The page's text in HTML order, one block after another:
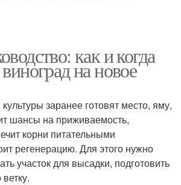
как и когда
на новое
заранее готовят место, яму,
шансы на приживаемость,
корни питательными
регенерацию. Для этого нужно
участок для высадки, подготовить